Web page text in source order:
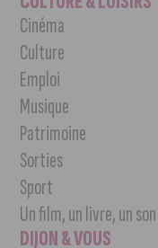
Cinéma
Culture
Emploi
Musique
Patrimoine
Sorties
Sport
Un film, un livre, un son
DIJON & VOUS